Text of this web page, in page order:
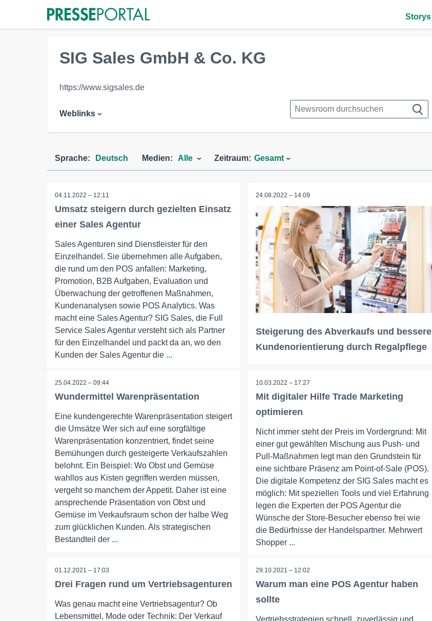
Storys
SIG Sales GmbH & Co. KG
https://www.sigsales.de
Weblinks
Sprache: Deutsch Medien: Alle Zeitraum: Gesamt
04.11.2022 – 12:11
Umsatz steigern durch gezielten Einsatz
einer Sales Agentur
Sales Agenturen sind Dienstleister für den
Einzelhandel. Sie übernehmen alle Aufgaben,
die rund um den POS anfallen: Marketing,
Promotion, B2B Aufgaben, Evaluation und
Überwachung der getroffenen Maßnahmen,
Kundenanalysen sowie POS Analytics. Was
macht eine Sales Agentur? SIG Sales, die Full
Service Sales Agentur versteht sich als Partner
für den Einzelhandel und packt da an, wo den
Kunden der Sales Agentur die ...
24.08.2022 – 14:09
Steigerung des Abverkaufs und bessere
Kundenorientierung durch Regalpflege
25.04.2022 – 09:44
Wundermittel Warenpräsentation
Eine kundengerechte Warenpräsentation steigert
die Umsätze Wer sich auf eine sorgfältige
Warenpräsentation konzentriert, findet seine
Bemühungen durch gesteigerte Verkaufszahlen
belohnt. Ein Beispiel: Wo Obst und Gemüse
wahllos aus Kisten gegriffen werden müssen,
vergeht so manchem der Appetit. Daher ist eine
ansprechende Präsentation von Obst und
Gemüse im Verkaufsraum schon der halbe Weg
zum glücklichen Kunden. Als strategischen
Bestandteil der ...
10.03.2022 – 17:27
Mit digitaler Hilfe Trade Marketing
optimieren
Nicht immer steht der Preis im Vordergrund: Mit
einer gut gewählten Mischung aus Push- und
Pull-Maßnahmen legt man den Grundstein für
eine sichtbare Präsenz am Point-of-Sale (POS).
Die digitale Kompetenz der SIG Sales macht es
möglich: Mit speziellen Tools und viel Erfahrung
legen die Experten der POS Agentur die
Wünsche der Store-Besucher ebenso frei wie
die Bedürfnisse der Handelspartner. Mehrwert
Shopper ...
01.12.2021 – 17:03
Drei Fragen rund um Vertriebsagenturen
Was genau macht eine Vertriebsagentur? Ob
Lebensmittel, Mode oder Technik: Der Verkauf
29.10.2021 – 12:02
Warum man eine POS Agentur haben
sollte
Vertriebsstrategien schnell, zuverlässig und